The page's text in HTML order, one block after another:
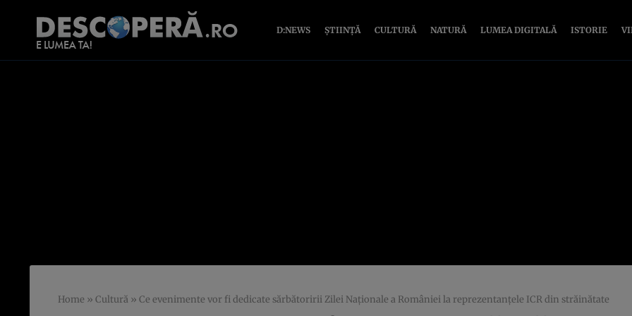
D:NEWS ȘTIINȚĂ CULTURĂ NATURĂ LUMEA DIGITALĂ ISTORIE
Home » Cultură » Ce evenimente vor fi dedicate sărbătoririi Zilei Naţionale a României la reprezentanţele ICR din străinătate